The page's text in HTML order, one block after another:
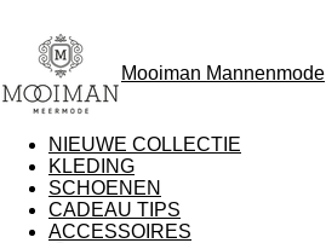
Mooiman Mannenmode
NIEUWE COLLECTIE
KLEDING
SCHOENEN
CADEAU TIPS
ACCESSOIRES